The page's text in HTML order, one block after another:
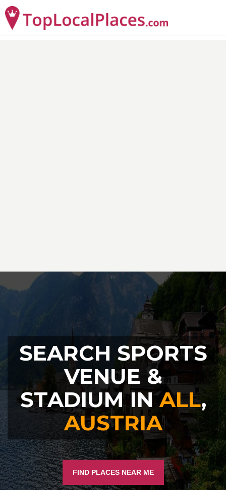
SEARCH SPORTS
VENUE &
STADIUM INALL,
AUSTRIA
FIND PLACES NEAR ME